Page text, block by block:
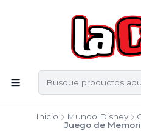
Inicio Mundo Disney
Juego de